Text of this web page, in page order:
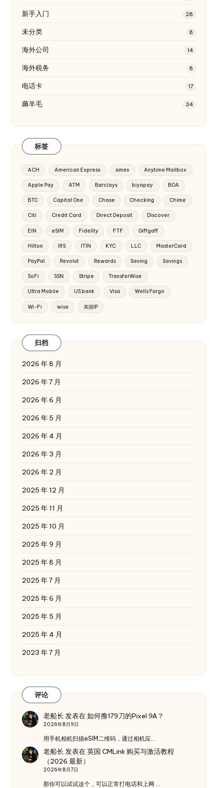
新手入门 28
未分类 8
海外公司 14
海外税务 8
电话卡 17
薅羊毛 34
标签
ACH American Express amex Anytime Mailbox
Apple Pay ATM Barclays biyapay BOA
BTC Capital One Chase Checking Chime
Citi Credit Card Direct Deposit Discover
EIN eSIM Fidelity FTF Giffgaff
Hilton IRS ITIN KYC LLC MasterCard
PayPal Revolut Rewards Saving Savings
SoFi SSN Stripe TransferWise
Ultra Mobile US bank Visa Wells Fargo
Wi-Fi wise 美国IP
归档
2026 年 8 月
2026 年 7 月
2026 年 6 月
2026 年 5 月
2026 年 4 月
2026 年 3 月
2026 年 2 月
2025 年 12 月
2025 年 11 月
2025 年 10 月
2025 年 9 月
2025 年 8 月
2025 年 7 月
2025 年 6 月
2025 年 5 月
2025 年 4 月
2023 年 7 月
评论
老船长 发表在如何撸179刀的Pixel 9A？
2026年8月9日
用手机相机扫描eSIM二维码，通过相机应…
老船长 发表在英国 CMLink 购买与激活教程
（2026 最新）
2026年8月7日
那你可以试试这个，可以正常打电话和上网 …